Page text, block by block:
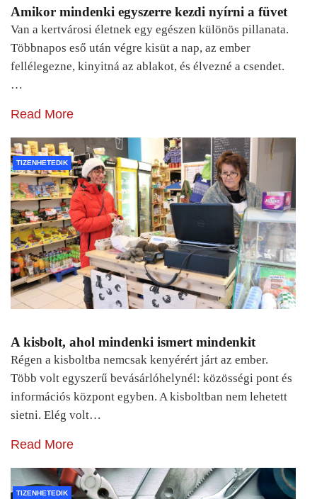
Amikor mindenki egyszerre kezdi nyírni a füvet
Van a kertvárosi életnek egy egészen különös pillanata.
Többnapos eső után végre kisüt a nap, az ember
fellélegezne, kinyitná az ablakot, és élvezné a csendet.
…
Read More
TIZENHETEDIK
A kisbolt, ahol mindenki ismert mindenkit
Régen a kisboltba nemcsak kenyérért járt az ember.
Több volt egyszerű bevásárlóhelynél: közösségi pont és
információs központ egyben. A kisboltban nem lehetett
sietni. Elég volt…
Read More
TIZENHETEDIK